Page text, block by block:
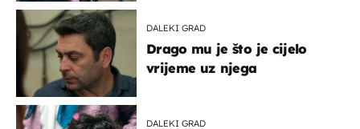
DALEKI GRAD
Drago mu je što je cijelo
vrijeme uz njega
DALEKI GRAD